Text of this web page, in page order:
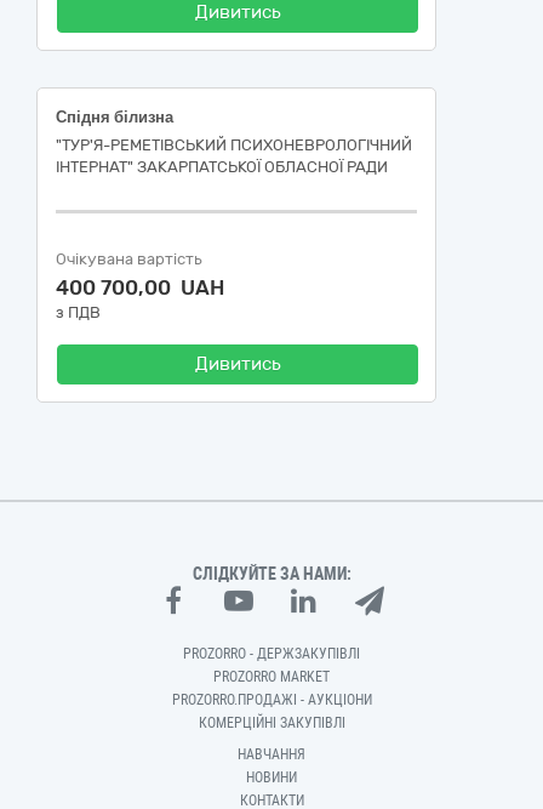
Дивитись
Спідня білизна
"ТУР'Я-РЕМЕТІВСЬКИЙ ПСИХОНЕВРОЛОГІЧНИЙ
ІНТЕРНАТ" ЗАКАРПАТСЬКОЇ ОБЛАСНОЇ РАДИ
Очікувана вартість
400 700,00 UAH
з ПДВ
Дивитись
СЛІДКУЙТЕ ЗА НАМИ:
PROZORRO - ДЕРЖЗАКУПІВЛІ
PROZORRO MARKET
PROZORRO.ПРОДАЖІ - АУКЦІОНИ
КОМЕРЦІЙНІ ЗАКУПІВЛІ
НАВЧАННЯ
НОВИНИ
КОНТАКТИ